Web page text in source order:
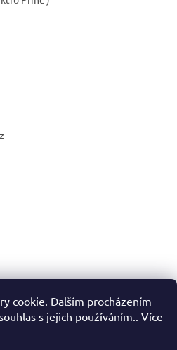
cookie. Dalším procházením
s jejich používáním.. Více
Shoptet